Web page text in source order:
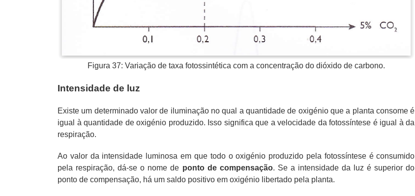
Figura 37: Variação de taxa fotossintética com a concentração do dióxido de carbono.
Intensidade de luz
Existe um determinado valor de iluminação no qual a quantidade de oxigénio que a planta consome é
igual à quantidade de oxigénio produzido. Isso significa que a velocidade da fotossíntese é igual à da
respiração.
Ao valor da intensidade luminosa em que todo o oxigénio produzido pela fotossíntese é consumido
pela respiração, dá-se o nome de ponto de compensação. Se a intensidade da luz é superior do
ponto de compensação, há um saldo positivo em oxigénio libertado pela planta.